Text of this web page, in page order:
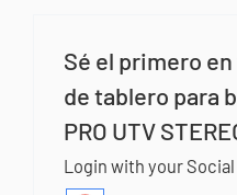
Sé el primero
de tablero para
PRO UTV
Login with your Social